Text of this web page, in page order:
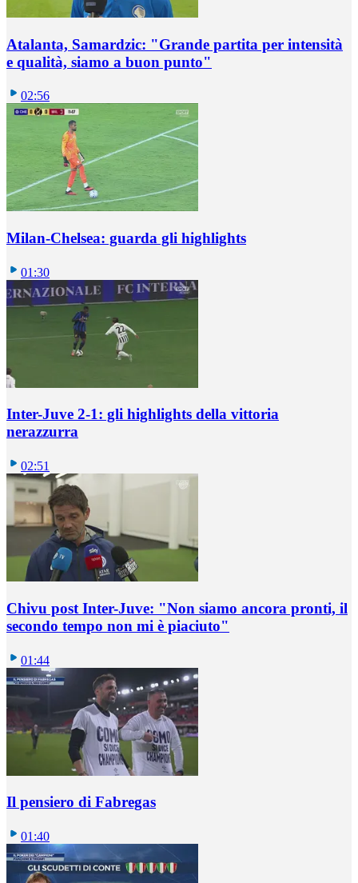
Atalanta, Samardzic: "Grande partita per intensità
e qualità, siamo a buon punto"
02:56
Milan-Chelsea: guarda gli highlights
01:30
Inter-Juve 2-1: gli highlights della vittoria
nerazzurra
02:51
Chivu post Inter-Juve: "Non siamo ancora pronti, il
secondo tempo non mi è piaciuto"
01:44
Il pensiero di Fabregas
01:40